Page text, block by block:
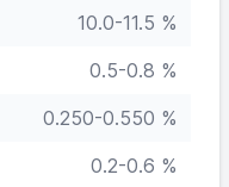
10.0-11.5 %
0.5-0.8 %
0.250-0.550 %
0.2-0.6 %